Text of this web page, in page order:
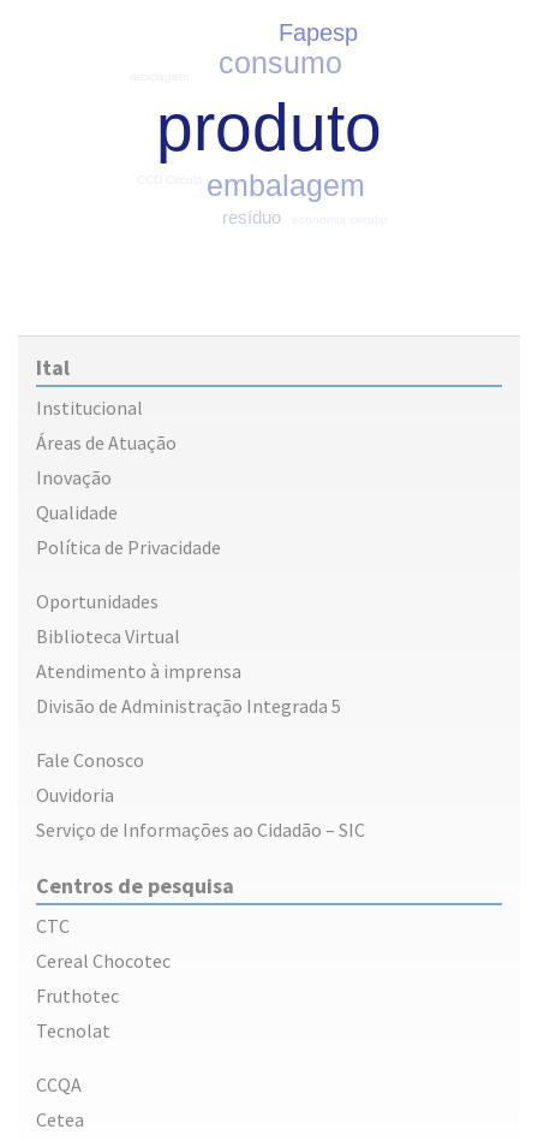
produto
embalagem
consumo
Fapesp
resíduo
Ital
Institucional
Áreas de Atuação
Inovação
Qualidade
Política de Privacidade
Oportunidades
Biblioteca Virtual
Atendimento à imprensa
Divisão de Administração Integrada 5
Fale Conosco
Ouvidoria
Serviço de Informações ao Cidadão – SIC
Centros de pesquisa
CTC
Cereal Chocotec
Fruthotec
Tecnolat
CCQA
Cetea